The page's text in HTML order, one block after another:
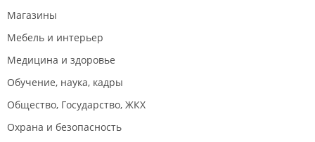
Магазины
Мебель и интерьер
Медицина и здоровье
Обучение, наука, кадры
Общество, Государство, ЖКХ
Охрана и безопасность